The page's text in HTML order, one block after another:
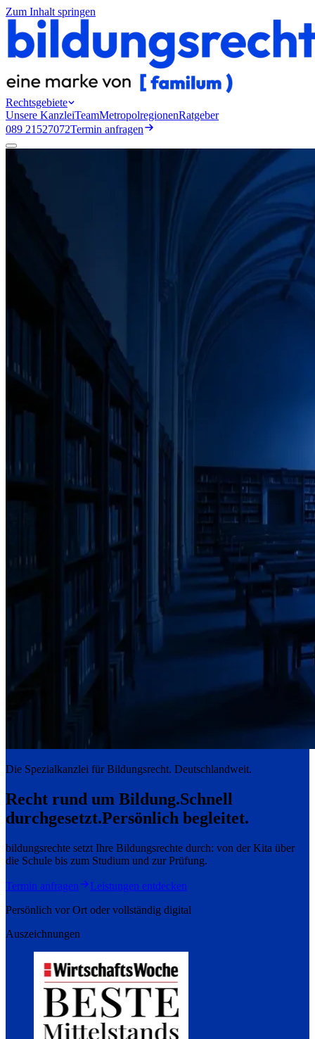
Zum Inhalt springen
Rechtsgebiete
Unsere KanzleiTeamMetropolregionenRatgeber
089 21527072Termin anfragen
Die Spezialkanzlei für Bildungsrecht. Deutschlandweit.
Recht rund um Bildung.Schnell
durchgesetzt.Persönlich begleitet.
bildungsrechte setzt Ihre Bildungsrechte durch: von der Kita über
die Schule bis zum Studium und zur Prüfung.
Termin anfragen
Leistungen entdecken
Persönlich vor Ort oder vollständig digital
Auszeichnungen